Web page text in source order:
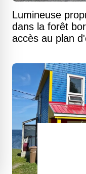
Lumineuse
dans la forêt
accès au plan